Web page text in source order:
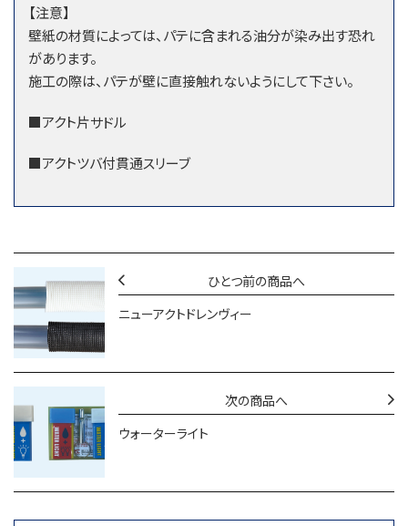
【注意】
壁紙の材質によっては、パテに含まれる油分が染み出す恐れ
があります。
施工の際は、パテが壁に直接触れないようにして下さい。
■アクト片サドル
■アクトツバ付貫通スリーブ
ひとつ前の商品へ
ニューアクトドレンヴィー
次の商品へ
ウォーターライト